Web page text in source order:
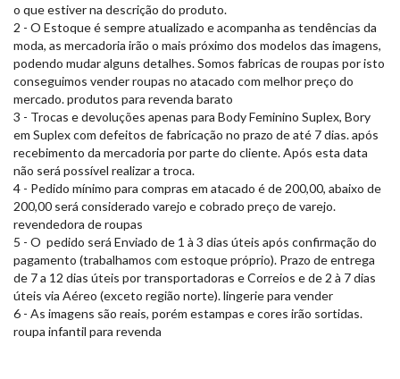
o que estiver na descrição do produto.
2 - O Estoque é sempre atualizado e acompanha as tendências da
moda, as mercadoria irão o mais próximo dos modelos das imagens,
podendo mudar alguns detalhes. Somos fabricas de roupas por isto
conseguimos vender roupas no atacado com melhor preço do
mercado. produtos para revenda barato
3 - Trocas e devoluções apenas para Body Feminino Suplex, Bory
em Suplex com defeitos de fabricação no prazo de até 7 dias. após
recebimento da mercadoria por parte do cliente. Após esta data
não será possível realizar a troca.
4 - Pedido mínimo para compras em atacado é de 200,00, abaixo de
200,00 será considerado varejo e cobrado preço de varejo.
revendedora de roupas
5 - O pedido será Enviado de 1 à 3 dias úteis após confirmação do
pagamento (trabalhamos com estoque próprio). Prazo de entrega
de 7 a 12 dias úteis por transportadoras e Correios e de 2 à 7 dias
úteis via Aéreo (exceto região norte). lingerie para vender
6 - As imagens são reais, porém estampas e cores irão sortidas.
roupa infantil para revenda